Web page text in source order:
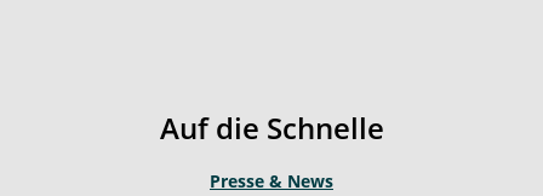
e
r
a
o
o
k
Auf die Schnelle
Presse & News